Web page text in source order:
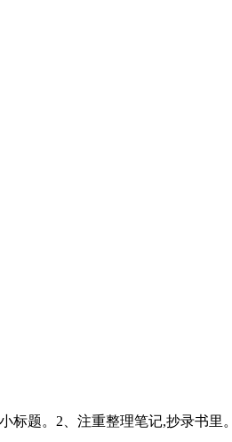
题。2、注重整理笔记,抄录书